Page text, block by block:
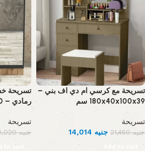
تسريحة مع كرسي ام دي اف بني –
180x40x100x39 سم
تسريحة
جنيه21,450 جنيه
Add to cart
تسريحة
رمادي – 140×100×47 سم
تسريحة
جنيه20,020
to cart